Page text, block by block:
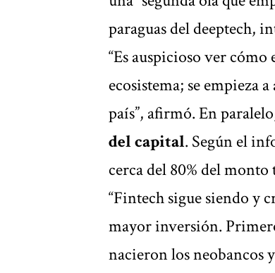
paraguas del deeptech,
“Es auspicioso ver cómo
ecosistema; se empieza
país”, afirmó. En
del capital. Según el
cerca del 80% del
“Fintech sigue siendo y
mayor inversión.
nacieron los neobancos